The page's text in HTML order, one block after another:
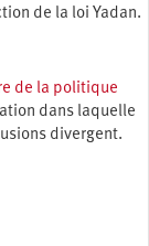
de la loi Yadan.
de la politique
dans laquelle
divergent.